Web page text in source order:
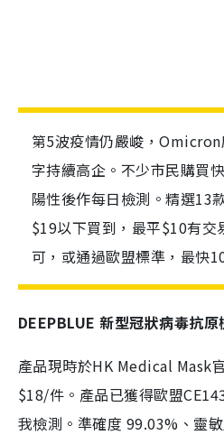
第5波疫情仍嚴峻，
字持續高企。不少市民購買
陽性後作每日檢測。精選13
$19以下買到，最平$10有交
可，或通過歐盟標準，最快
DEEPBLUE 新型冠狀病毒抗原
產品現時於HK Medical Mask
$18/件。產品已獲得歐盟
我檢測。準確度 99.03%、靈